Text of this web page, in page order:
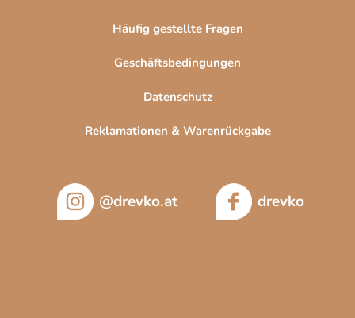
Häufig gestellte Fragen
Geschäftsbedingungen
Datenschutz
Reklamationen & Warenrückgabe
@drevko.at drevko